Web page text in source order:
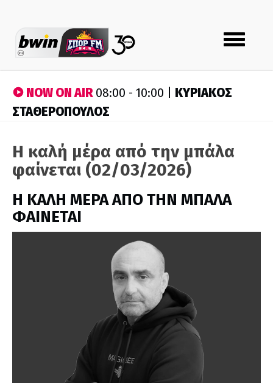
Toggle
navigation
NOW ON AIR08:00 - 10:00 | ΚΥΡΙΑΚΟΣ
ΣΤΑΘΕΡΟΠΟΥΛΟΣ
Η καλή μέρα από την μπάλα
φαίνεται (02/03/2026)
H ΚΑΛΗ ΜΕΡΑ ΑΠΟ ΤΗΝ ΜΠΑΛΑ
ΦΑΙΝΕΤΑΙ